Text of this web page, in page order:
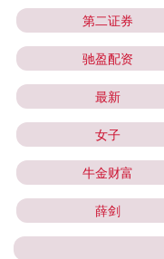
第二证券
驰盈配资
最新
女子
牛金财富
薛剑